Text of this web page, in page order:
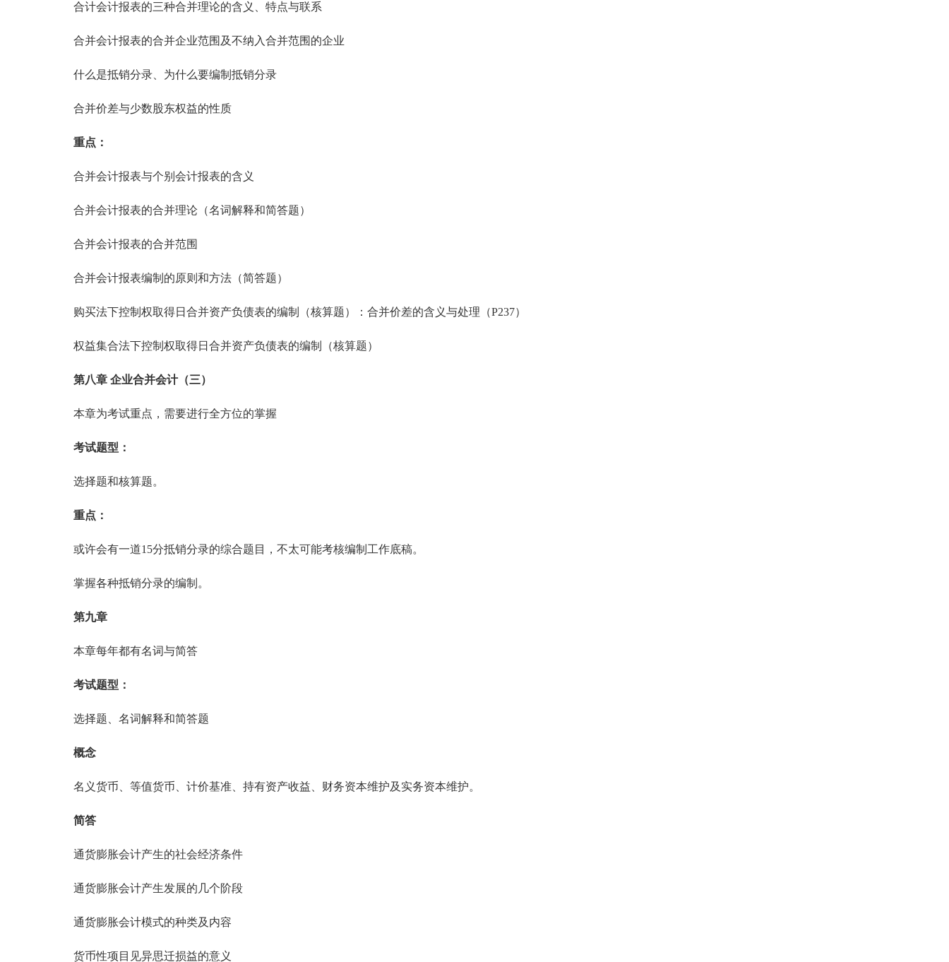
合计会计报表的三种合并理论的含义、特点与联系
合并会计报表的合并企业范围及不纳入合并范围的企业
什么是抵销分录、为什么要编制抵销分录
合并价差与少数股东权益的性质
重点：
合并会计报表与个别会计报表的含义
合并会计报表的合并理论（名词解释和简答题）
合并会计报表的合并范围
合并会计报表编制的原则和方法（简答题）
购买法下控制权取得日合并资产负债表的编制（核算题）：合并价差的含义与处理（P237）
权益集合法下控制权取得日合并资产负债表的编制（核算题）
第八章 企业合并会计（三）
本章为考试重点，需要进行全方位的掌握
考试题型：
选择题和核算题。
重点：
或许会有一道15分抵销分录的综合题目，不太可能考核编制工作底稿。
掌握各种抵销分录的编制。
第九章
本章每年都有名词与简答
考试题型：
选择题、名词解释和简答题
概念
名义货币、等值货币、计价基准、持有资产收益、财务资本维护及实务资本维护。
简答
通货膨胀会计产生的社会经济条件
通货膨胀会计产生发展的几个阶段
通货膨胀会计模式的种类及内容
货币性项目见异思迁损益的意义